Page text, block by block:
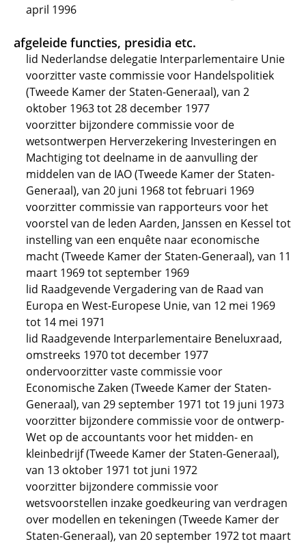
april 1996
afgeleide functies, presidia etc.
lid Nederlandse delegatie Interparlementaire Unie
voorzitter vaste commissie voor Handelspolitiek
(Tweede Kamer der Staten-Generaal), van 2
oktober 1963 tot 28 december 1977
voorzitter bijzondere commissie voor de
wetsontwerpen Herverzekering Investeringen en
Machtiging tot deelname in de aanvulling der
middelen van de IAO (Tweede Kamer der Staten-
Generaal), van 20 juni 1968 tot februari 1969
voorzitter commissie van rapporteurs voor het
voorstel van de leden Aarden, Janssen en Kessel tot
instelling van een enquête naar economische
macht (Tweede Kamer der Staten-Generaal), van 11
maart 1969 tot september 1969
lid Raadgevende Vergadering van de Raad van
Europa en West-Europese Unie, van 12 mei 1969
tot 14 mei 1971
lid Raadgevende Interparlementaire Beneluxraad,
omstreeks 1970 tot december 1977
ondervoorzitter vaste commissie voor
Economische Zaken (Tweede Kamer der Staten-
Generaal), van 29 september 1971 tot 19 juni 1973
voorzitter bijzondere commissie voor de ontwerp-
Wet op de accountants voor het midden- en
kleinbedrijf (Tweede Kamer der Staten-Generaal),
van 13 oktober 1971 tot juni 1972
voorzitter bijzondere commissie voor
wetsvoorstellen inzake goedkeuring van verdragen
over modellen en tekeningen (Tweede Kamer der
Staten-Generaal), van 20 september 1972 tot maart